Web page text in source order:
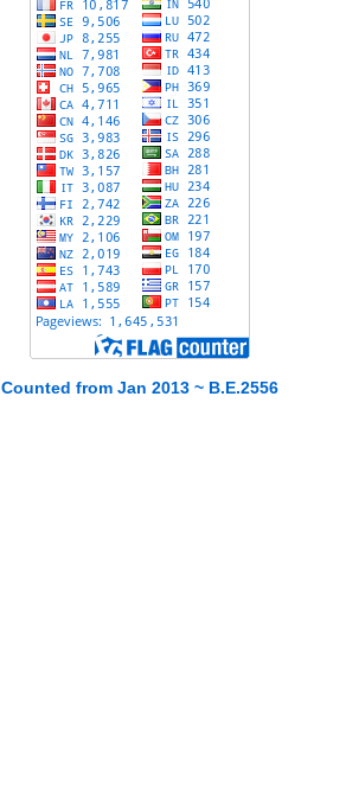
Counted from Jan 2013 ~ B.E.2556